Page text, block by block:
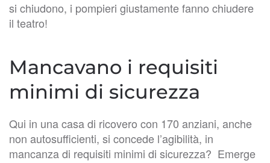
si chiudono, i pompieri giustamente fanno chiudere
il teatro!
Mancavano i requisiti
minimi di sicurezza
Qui in una casa di ricovero con 170 anziani, anche
non autosufficienti, si concede l’agibilità, in
mancanza di requisiti minimi di sicurezza? Emerge